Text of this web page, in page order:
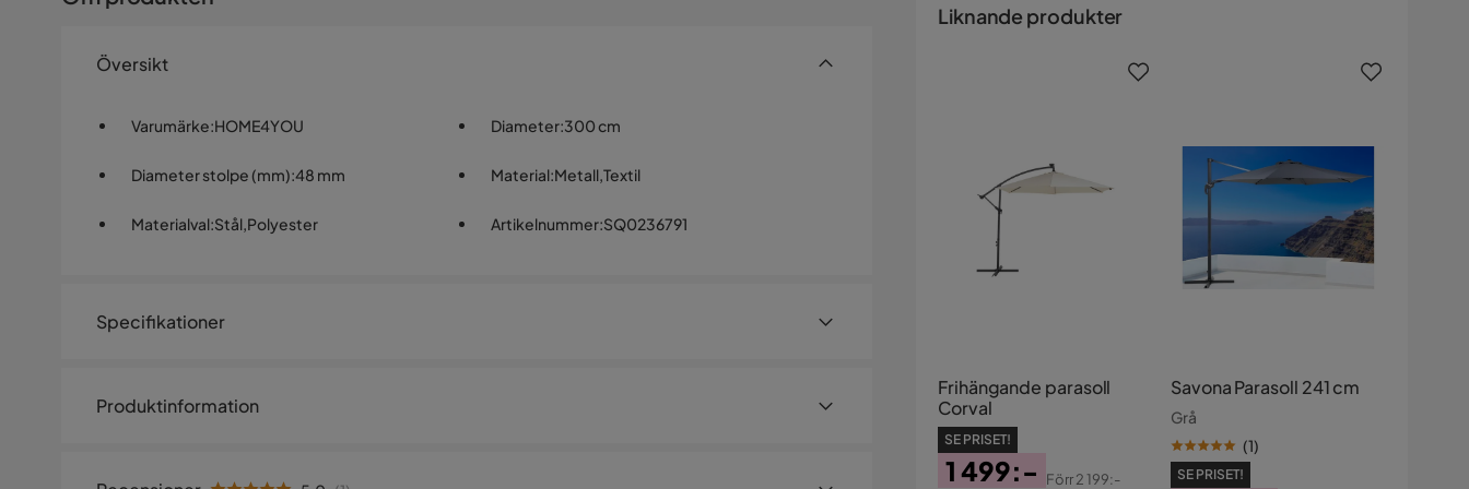
Översikt
Varumärke:HOME4YOU Diameter:300 cm
Diameter stolpe (mm):48 mm Material:Metall,Textil
Materialval:Stål,Polyester Artikelnummer:SQ0236791
Specifikationer
Storlek
Produktinformation
stålstång med grå pulverlackering. Måtten på stångrören är D45,5/D48 mm och det böjda röret D38
Liknande produkter
Frihängande parasoll
Corval
SE PRISET!
1 499:-
Förr2 199:-
Savona Parasoll 241 cm
Grå
(1)
SE PRISET!